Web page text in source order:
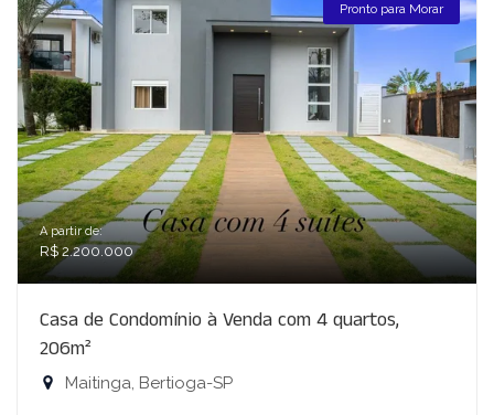
Pronto para Morar
A partir de:
R$ 2.200.000
Casa de Condomínio à Venda com 4 quartos,
206m²
Maitinga, Bertioga-SP